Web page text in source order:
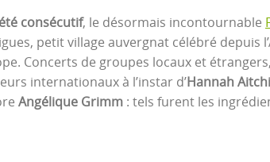
consécutif, le désormais incontournable
petit village auvergnat célébré depuis
Concerts de groupes locaux et
internationaux à l’instar d’Hannah
Angélique Grimm : tels furent les